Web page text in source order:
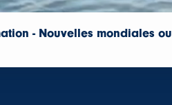
- Nouvelles mondiales ou